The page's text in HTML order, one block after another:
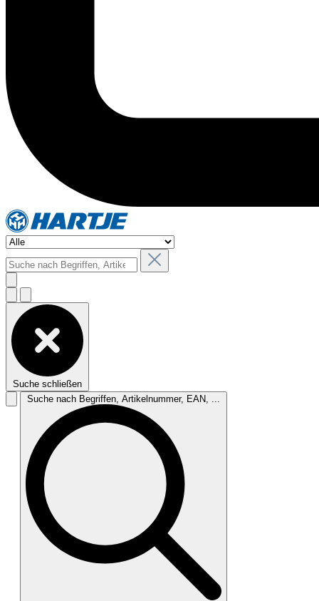
Suche schließen
Suche nach Begriffen, Artikelnummer, EAN, ...